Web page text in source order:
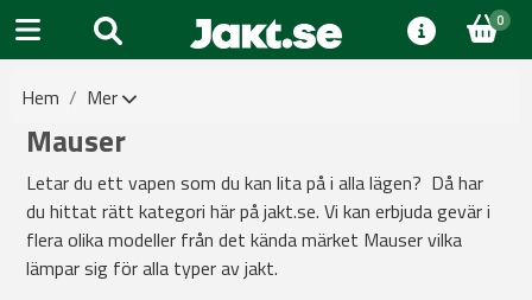
0
Hem Mer
Mauser
Letar du ett vapen som du kan lita på i alla lägen? Då har
du hittat rätt kategori här på jakt.se. Vi kan erbjuda gevär i
flera olika modeller från det kända märket Mauser vilka
lämpar sig för alla typer av jakt.